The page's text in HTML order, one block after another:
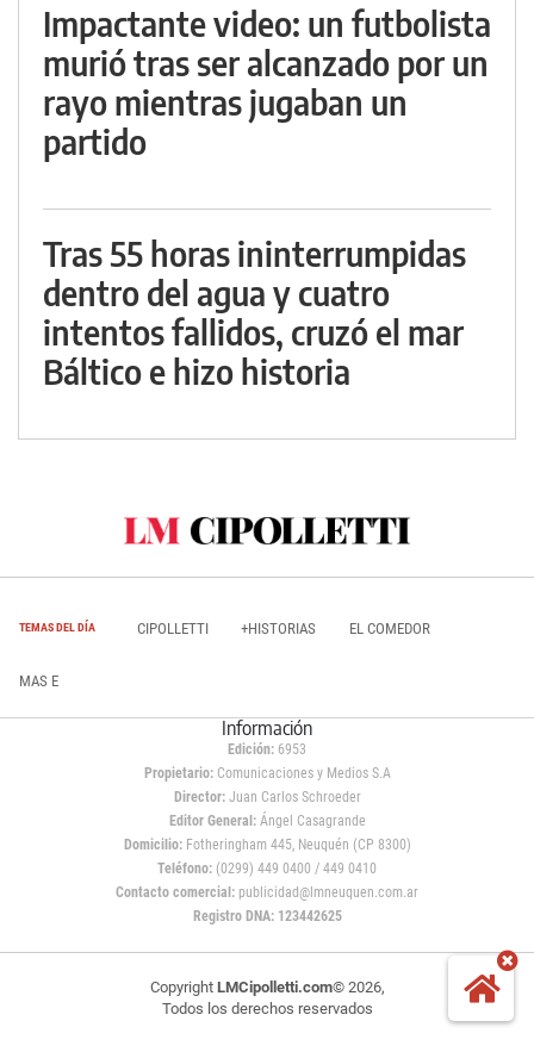
Impactante video: un futbolista
murió tras ser alcanzado por un
rayo mientras jugaban un
partido
Tras 55 horas ininterrumpidas
dentro del agua y cuatro
intentos fallidos, cruzó el mar
Báltico e hizo historia
TEMAS DEL DÍA CIPOLLETTI +HISTORIAS EL COMEDOR
MAS E
Información
Edición: 6953
Propietario:Comunicaciones y Medios S.A
Director: Juan Carlos Schroeder
Editor General:Ángel Casagrande
Domicilio:Fotheringham 445, Neuquén (CP 8300)
Teléfono: (0299) 449 0400 / 449 0410
Contacto comercial: publicidad@lmneuquen.com.ar
Registro DNA: 123442625
Copyright LMCipolletti.com© 2026,
Todos los derechos reservados